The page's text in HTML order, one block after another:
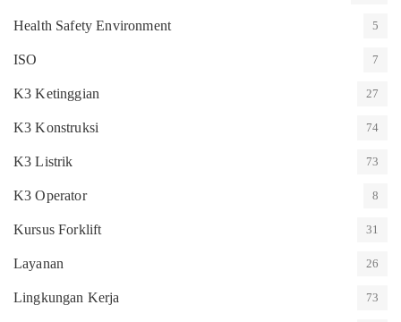
Health Safety Environment 5
ISO 7
K3 Ketinggian 27
K3 Konstruksi 74
K3 Listrik 73
K3 Operator 8
Kursus Forklift 31
Layanan 26
Lingkungan Kerja 73